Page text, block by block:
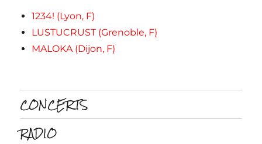
1234! (Lyon, F)
LUSTUCRUST (Grenoble, F)
MALOKA (Dijon, F)
CONCERTS
RADIO